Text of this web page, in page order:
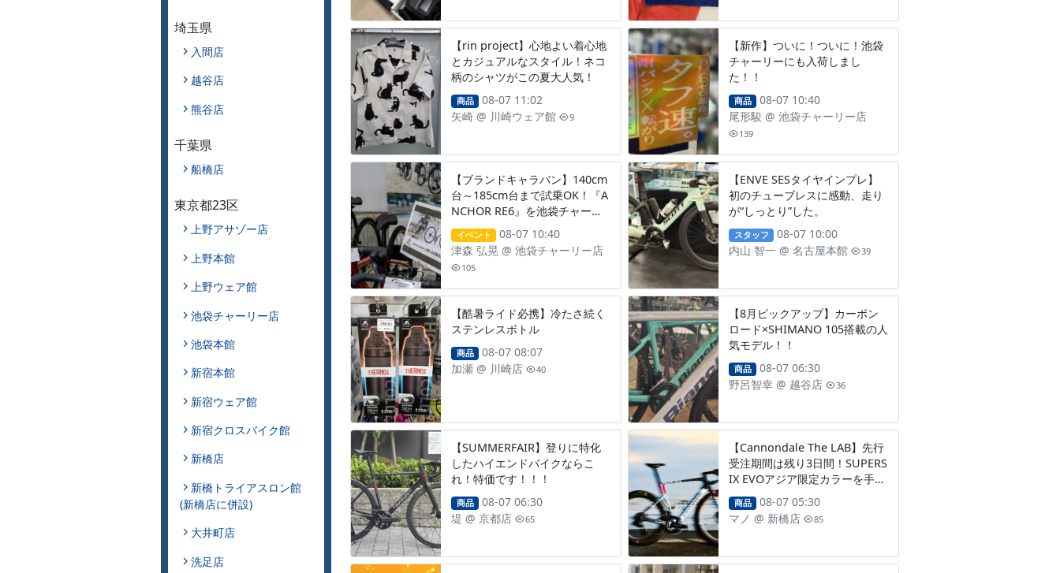
【rin project】心地よい着心地
とカジュアルなスタイル！ネコ
柄のシャツがこの夏大人気！
商品
08-07 11:02
矢崎@ 川崎ウェア館 9
【新作】ついに！ついに！池袋
チャーリーにも入荷しまし
た！！
商品
08-07 10:40
尾形駿 @ 池袋チャーリー店
139
【ブランドキャラバン】140cm
台～185cm台まで試乗OK！『A
NCHOR RE6』を池袋チャーリ
ー店で体感してみませんか？
【～8/9(日)まで開催】
イベント
08-07 10:40
津森 弘晃 @ 池袋チャーリー店
105
【ENVE SESタイヤインプレ】
初のチューブレスに感動、走り
が“しっとり”した。
スタッフ
08-07 10:00
内山 智一@ 名古屋本館 39
【酷暑ライド必携】冷たさ続く
ステンレスボトル
商品
08-07 08:07
加瀬@ 川崎店 40
【8月ピックアップ】カーボン
ロード×SHIMANO 105搭載の人
気モデル！！
商品
08-07 06:30
野呂智幸@ 越谷店 36
【SUMMERFAIR】登りに特化
したハイエンドバイクならこ
れ！特価です！！！
商品
08-07 06:30
堤 @ 京都店 65
【Cannondale The LAB】先行
受注期間は残り3日間！SUPERS
IX EVOアジア限定カラーを手に
入れてください！
商品
08-07 05:30
マノ @ 新橋店 85
埼玉県
入間店
越谷店
熊谷店
千葉県
船橋店
東京都23区
上野アサゾー店
上野本館
上野ウェア館
池袋チャーリー店
池袋本館
新宿本館
新宿ウェア館
新宿クロスバイク館
新橋店
新橋トライアスロン館
(新橋店に併設)
大井町店
洗足店